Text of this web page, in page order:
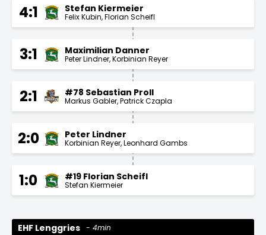
4:1 Stefan Kiermeier
Felix Kubin Florian Scheifl
3:1 Maximilian Danner
Peter Lindner Korbinian Reyer
2:1 #78 Sebastian Proll
Markus Gabler Patrick Czapla
2:0 Peter Lindner
Korbinian Reyer Leonhard Gambs
1:0 #19 Florian Scheifl
Stefan Kiermeier
EHF Lenggries 4min